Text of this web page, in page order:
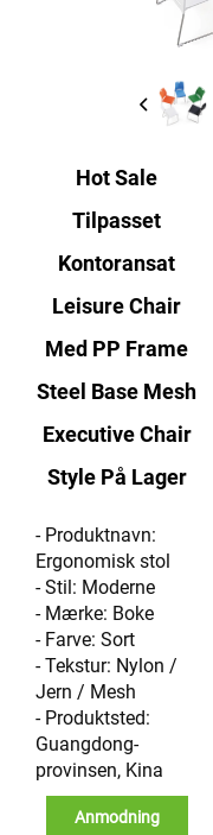
Hot Sale
Tilpasset
Kontoransat
Leisure Chair
Med PP Frame
Steel Base Mesh
Executive Chair
Style På Lager
- Produktnavn:
Ergonomisk stol
- Stil: Moderne
- Mærke: Boke
- Farve: Sort
- Tekstur: Nylon /
Jern / Mesh
- Produktsted:
Guangdong-
provinsen, Kina
Anmodning